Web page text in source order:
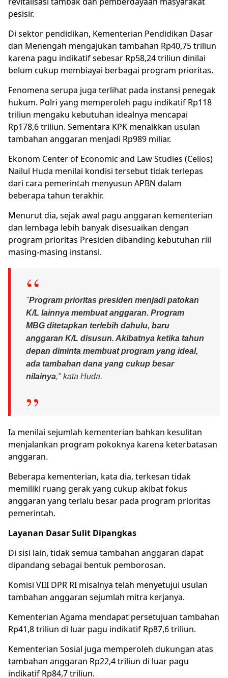
pesisir.
Di sektor pendidikan, Kementerian Pendidikan Dasar
dan Menengah mengajukan tambahan Rp40,75 triliun
karena pagu indikatif sebesar Rp58,24 triliun dinilai
belum cukup membiayai berbagai program prioritas.
Fenomena serupa juga terlihat pada instansi penegak
hukum. Polri yang memperoleh pagu indikatif Rp118
triliun mengaku kebutuhan idealnya mencapai
Rp178,6 triliun. Sementara KPK menaikkan usulan
tambahan anggaran menjadi Rp989 miliar.
Ekonom Center of Economic and Law Studies (Celios)
Nailul Huda menilai kondisi tersebut tidak terlepas
dari cara pemerintah menyusun APBN dalam
beberapa tahun terakhir.
Menurut dia, sejak awal pagu anggaran kementerian
dan lembaga lebih banyak disesuaikan dengan
program prioritas Presiden dibanding kebutuhan riil
masing-masing instansi.
"Program prioritas presiden menjadi patokan
K/L lainnya membuat anggaran. Program
MBG ditetapkan terlebih dahulu, baru
anggaran K/L disusun. Akibatnya ketika tahun
depan diminta membuat program yang ideal,
ada tambahan dana yang cukup besar
nilainya," kata Huda.
Ia menilai sejumlah kementerian bahkan kesulitan
menjalankan program pokoknya karena keterbatasan
anggaran.
Beberapa kementerian, kata dia, terkesan tidak
memiliki ruang gerak yang cukup akibat fokus
anggaran yang terlalu besar pada program prioritas
pemerintah.
Layanan Dasar Sulit Dipangkas
Di sisi lain, tidak semua tambahan anggaran dapat
dipandang sebagai bentuk pemborosan.
Komisi VIII DPR RI misalnya telah menyetujui usulan
tambahan anggaran sejumlah mitra kerjanya.
Kementerian Agama mendapat persetujuan tambahan
Rp41,8 triliun di luar pagu indikatif Rp87,6 triliun.
Kementerian Sosial juga memperoleh dukungan atas
tambahan anggaran Rp22,4 triliun di luar pagu
indikatif Rp84,7 triliun.